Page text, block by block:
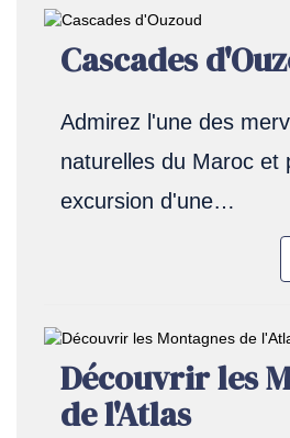
Cascades
Admirez l'une des
naturelles du Maroc et
excursion d'une…
Découvrir les
de l'Atlas